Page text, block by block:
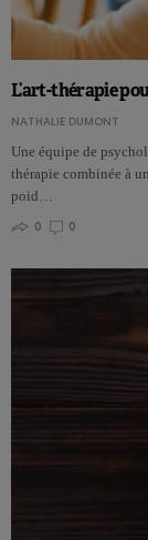
L’art-thérapie
NATHALIE DUMONT
Une équipe de
thérapie combinée à
poid…
0
0